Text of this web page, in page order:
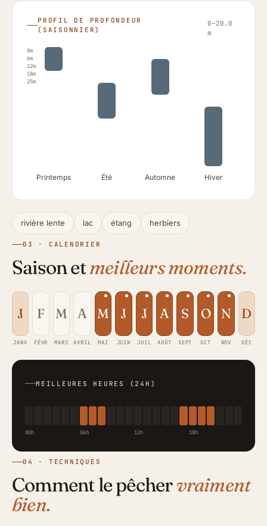
PROFIL DE PROFONDEUR
(SAISONNIER)
0–20.0
m
0m
6m
12m
18m
25m
Printemps Été Automne Hiver
rivière lente lac étang herbiers
03 · CALENDRIER
Saison etmeilleurs moments.
J
JANV
F
FÉVR
M
MARS
A
AVRIL
M
MAI
J
JUIN
J
JUIL
A
AOÛT
S
SEPT
O
OCT
N
NOV
D
DÉC
MEILLEURES HEURES (24H)
00h 06h 12h 18h
04 · TECHNIQUES
Comment le pêchervraiment
bien.